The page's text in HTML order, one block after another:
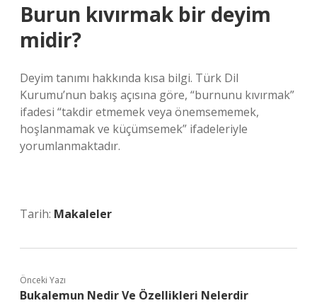
Burun kıvırmak bir deyim
midir?
Deyim tanımı hakkında kısa bilgi. Türk Dil
Kurumu’nun bakış açısına göre, “burnunu kıvırmak”
ifadesi “takdir etmemek veya önemsememek,
hoşlanmamak ve küçümsemek” ifadeleriyle
yorumlanmaktadır.
Tarih: Makaleler
Önceki Yazı
Bukalemun Nedir Ve Özellikleri Nelerdir